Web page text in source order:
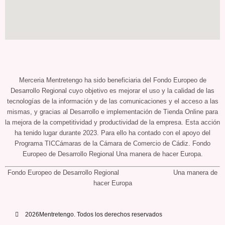
Merceria Mentretengo ha sido beneficiaria del Fondo Europeo de
Desarrollo Regional cuyo objetivo es mejorar el uso y la calidad de las
tecnologías de la información y de las comunicaciones y el acceso a las
mismas, y gracias al Desarrollo e implementación de Tienda Online para
la mejora de la competitividad y productividad de la empresa. Esta acción
ha tenido lugar durante 2023. Para ello ha contado con el apoyo del
Programa TICCámaras de la Cámara de Comercio de Cádiz. Fondo
Europeo de Desarrollo Regional Una manera de hacer Europa.
Fondo Europeo de Desarrollo Regional Una manera de
hacer Europa
2026Mentretengo. Todos los derechos reservados